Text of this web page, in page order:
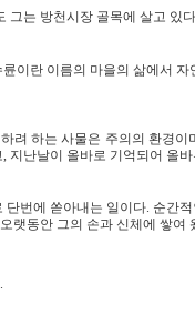
그는 방천시장 골목에 살고 있
이란 이름의 마을의 삶에서
하는 사물은 주의의 환경
난날이 올바로 기억되어 올
번에 쏟아내는 일이다. 순간
랫동안 그의 손과 신체에 쌓여